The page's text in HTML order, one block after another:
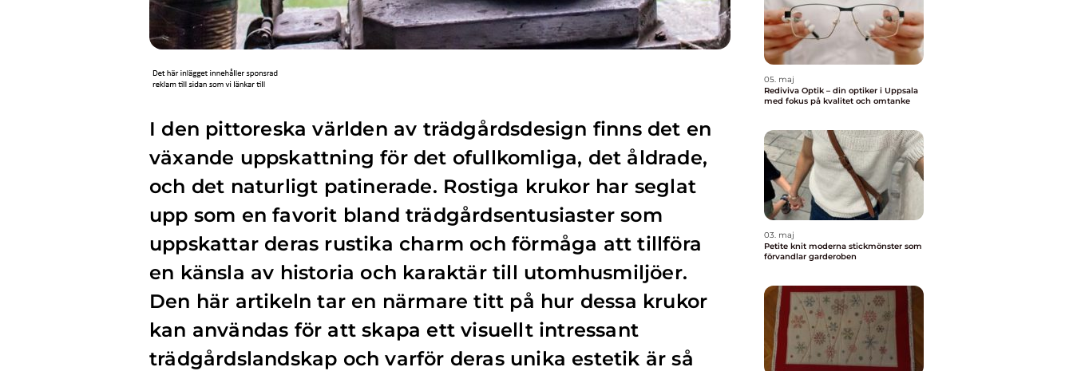
I den pittoreska världen av trädgårdsdesign finns det en
växande uppskattning för det ofullkomliga, det åldrade,
och det naturligt patinerade. Rostiga krukor har seglat
upp som en favorit bland trädgårdsentusiaster som
uppskattar deras rustika charm och förmåga att tillföra
en känsla av historia och karaktär till utomhusmiljöer.
Den här artikeln tar en närmare titt på hur dessa krukor
kan användas för att skapa ett visuellt intressant
trädgårdslandskap och varför deras unika estetik är så
05. maj
Rediviva Optik – din optiker i Uppsala
med fokus på kvalitet och omtanke
03. maj
Petite knit moderna stickmönster som
förvandlar garderoben